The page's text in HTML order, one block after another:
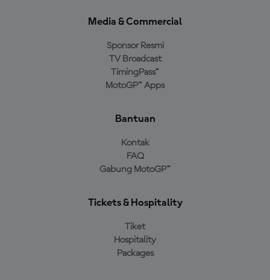
Media & Commercial
Sponsor Resmi
TV Broadcast
TimingPass™
MotoGP™ Apps
Bantuan
Kontak
FAQ
Gabung MotoGP™
Tickets & Hospitality
Tiket
Hospitality
Packages